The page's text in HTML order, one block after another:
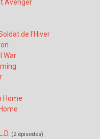
Avenger
de l'Hiver
War
Home
(2 épisodes)